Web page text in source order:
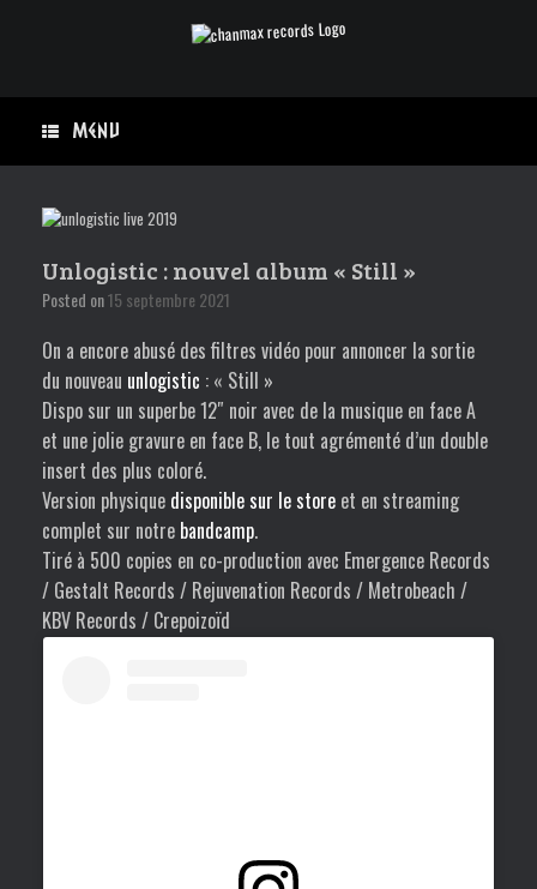
Menu
Unlogistic : nouvel album « Still »
Posted on15 septembre 2021
On a encore abusé des filtres vidéo pour annoncer la sortie
du nouveau unlogistic : « Still »
Dispo sur un superbe 12″ noir avec de la musique en face A
et une jolie gravure en face B, le tout agrémenté d’un double
insert des plus coloré.
Version physique disponible sur le store et en streaming
complet sur notre bandcamp.
Tiré à 500 copies en co-production avec Emergence Records
/ Gestalt Records / Rejuvenation Records / Metrobeach /
KBV Records / Crepoizoïd